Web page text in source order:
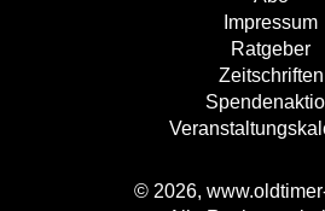
Impressum
Ratgeber
Zeitschriften
© 2026,